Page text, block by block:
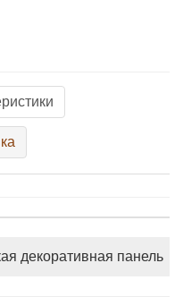
декоративная панель